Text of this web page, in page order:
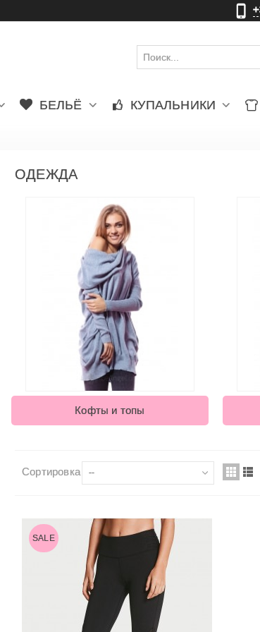
БЕЛЬЁ КУПАЛЬНИКИ
Расчёска для
распутывания шерсти
ОДЕЖДА
Кофты и топы
Сортировка --
SALE